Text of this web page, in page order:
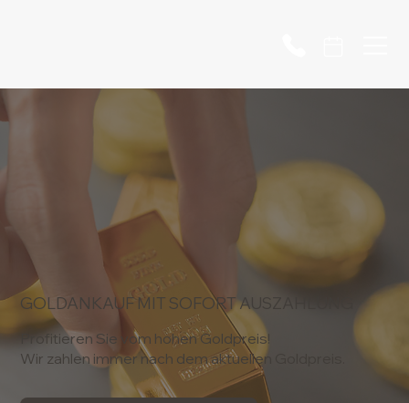
GOLDANKAUF MIT SOFORT AUSZAHLUNG
Profitieren Sie vom hohen Goldpreis!
Wir zahlen immer nach dem aktuellen Goldpreis.